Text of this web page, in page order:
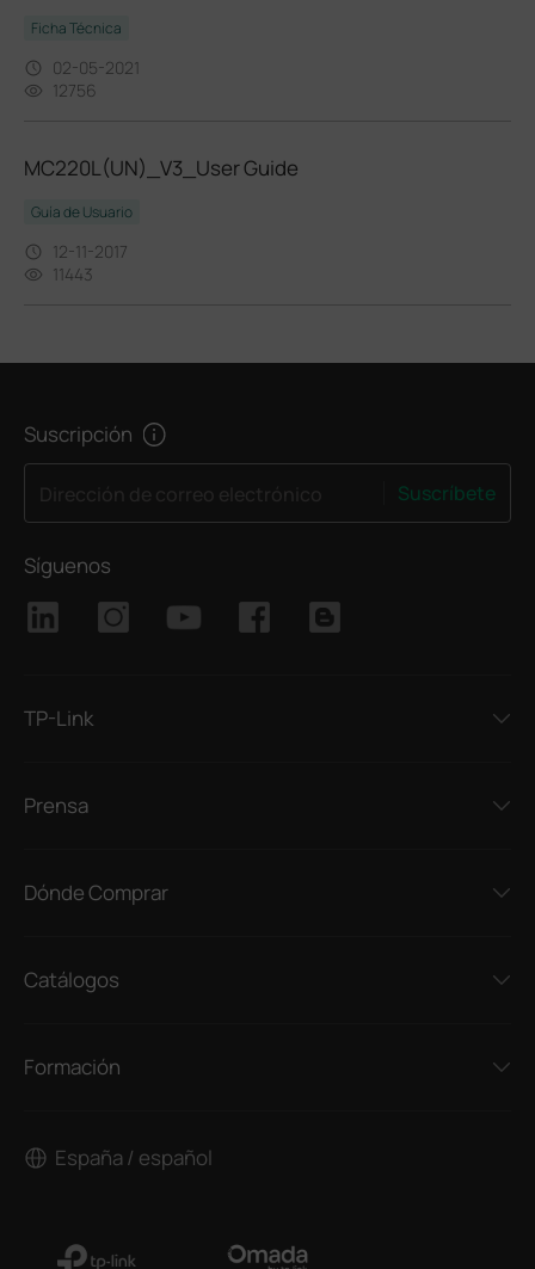
Ficha Técnica
02-05-2021
12756
MC220L(UN)_V3_User Guide
Guía de Usuario
12-11-2017
11443
Suscripción
Suscríbete
Síguenos
TP-Link
Prensa
Dónde Comprar
Catálogos
Formación
España / español